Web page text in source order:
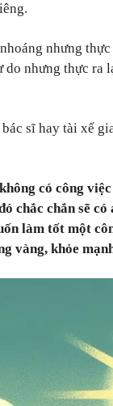
nhưng
nhưng thực ra
sĩ hay tài xế
có công
chắc chắn sẽ
làm tốt một
vàng, khỏe